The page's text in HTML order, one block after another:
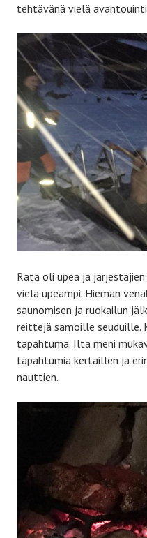
tehtävänä vielä
Rata oli upea ja
vielä upeampi. Hieman
saunomisen ja ruokailun
reittejä samoille seuduille.
tapahtuma. Ilta meni
tapahtumia kertaillen ja
nauttien.